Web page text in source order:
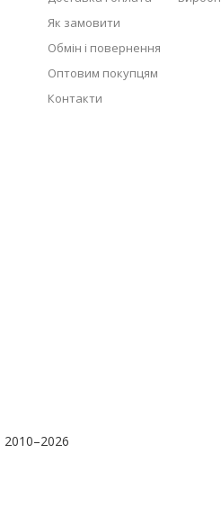
Як замовити
Обмін і повернення
Оптовим покупцям
Контакти